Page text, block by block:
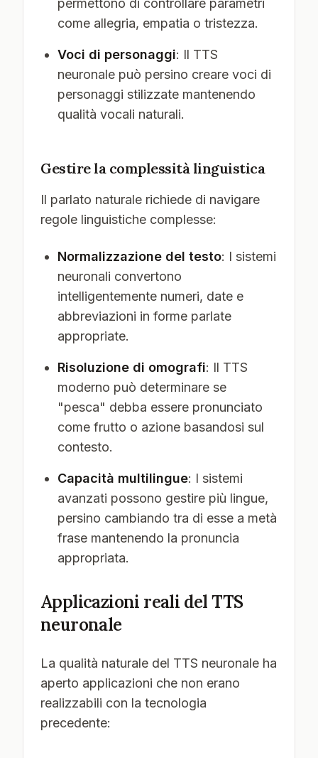
permettono di controllare parametri
come allegria, empatia o tristezza.
Voci di personaggi: Il TTS
neuronale può persino creare voci di
personaggi stilizzate mantenendo
qualità vocali naturali.
Gestire la complessità linguistica
Il parlato naturale richiede di navigare
regole linguistiche complesse:
Normalizzazione del testo: I sistemi
neuronali convertono
intelligentemente numeri, date e
abbreviazioni in forme parlate
appropriate.
Risoluzione di omografi: Il TTS
moderno può determinare se
"pesca" debba essere pronunciato
come frutto o azione basandosi sul
contesto.
Capacità multilingue: I sistemi
avanzati possono gestire più lingue,
persino cambiando tra di esse a metà
frase mantenendo la pronuncia
appropriata.
Applicazioni reali del TTS
neuronale
La qualità naturale del TTS neuronale ha
aperto applicazioni che non erano
realizzabili con la tecnologia
precedente: